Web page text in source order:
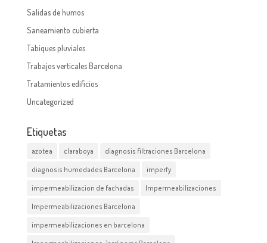
Salidas de humos
Saneamiento cubierta
Tabiques pluviales
Trabajos verticales Barcelona
Tratamientos edificios
Uncategorized
Etiquetas
azotea claraboya diagnosis filtraciones Barcelona
diagnosis humedades Barcelona imperfy
impermeabilizacion de fachadas Impermeabilizaciones
Impermeabilizaciones Barcelona
impermeabilizaciones en barcelona